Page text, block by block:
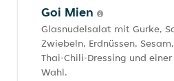
Goi Mien
Glasnudelsalat mit Gurke,
Zwiebeln, Erdnüssen,
Thai-Chili-Dressing und
Wahl.